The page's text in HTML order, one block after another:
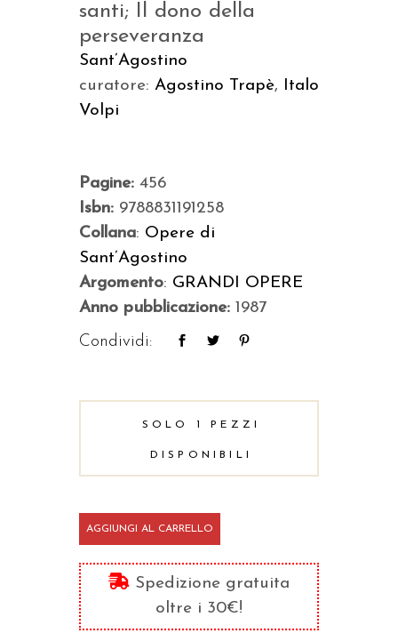
santi; Il dono della
perseveranza
Sant’Agostino
curatore: Agostino Trapè, Italo
Volpi
Pagine: 456
Isbn: 9788831191258
Collana: Opere di
Sant’Agostino
Argomento: GRANDI OPERE
Anno pubblicazione: 1987
Condividi:
SOLO 1 PEZZI
DISPONIBILI
Grazia
e
libertà
quantità
AGGIUNGI AL CARRELLO
Spedizione gratuita
oltre i 30€!